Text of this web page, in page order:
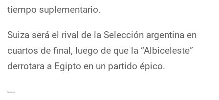
tiempo suplementario.
Suiza será el rival de la Selección argentina en
cuartos de final, luego de que la “Albiceleste”
derrotara a Egipto en un partido épico.
---